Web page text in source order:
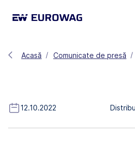
Acasă Comunicate de presă
12.10.2022